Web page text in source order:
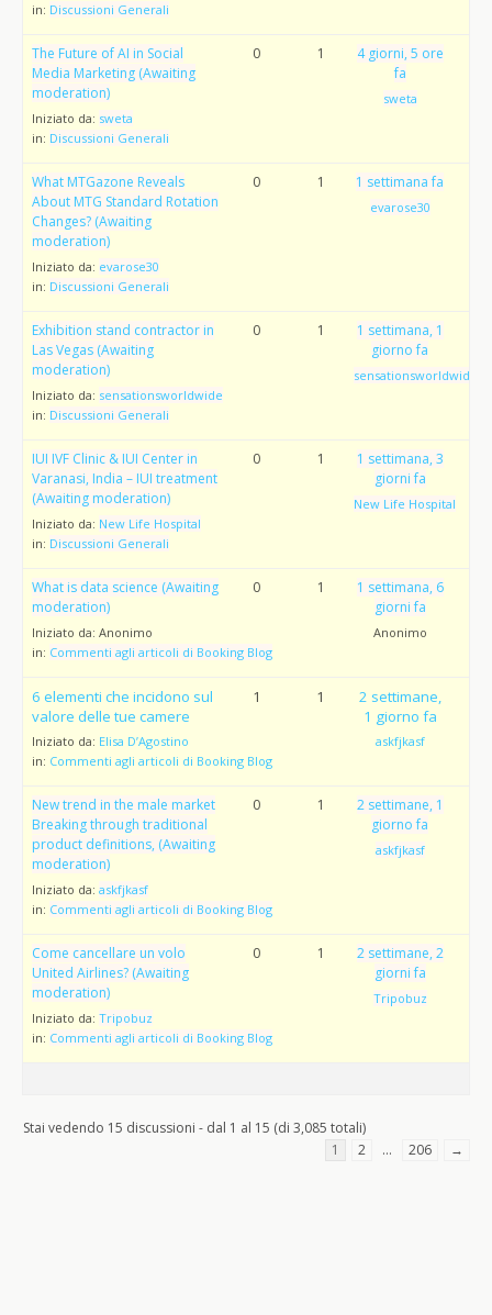
in: Discussioni Generali
The Future of AI in Social
Media Marketing (Awaiting
moderation)
Iniziato da: sweta
in: Discussioni Generali
0 1
4 giorni, 5 ore
fa
sweta
What MTGazone Reveals
About MTG Standard Rotation
Changes? (Awaiting
moderation)
Iniziato da: evarose30
in: Discussioni Generali
0 1 1 settimana fa
evarose30
Exhibition stand contractor in
Las Vegas (Awaiting
moderation)
Iniziato da: sensationsworldwide
in: Discussioni Generali
0 1
1 settimana, 1
giorno fa
sensationsworldwide
IUI IVF Clinic & IUI Center in
Varanasi, India – IUI treatment
(Awaiting moderation)
Iniziato da: New Life Hospital
in: Discussioni Generali
0 1
1 settimana, 3
giorni fa
New Life Hospital
What is data science (Awaiting
moderation)
Iniziato da: Anonimo
in: Commenti agli articoli di Booking Blog
0 1
1 settimana, 6
giorni fa
Anonimo
6 elementi che incidono sul
valore delle tue camere
Iniziato da: Elisa D’Agostino
in: Commenti agli articoli di Booking Blog
1 1
2 settimane,
1 giorno fa
askfjkasf
New trend in the male market
Breaking through traditional
product definitions, (Awaiting
moderation)
Iniziato da: askfjkasf
in: Commenti agli articoli di Booking Blog
0 1
2 settimane, 1
giorno fa
askfjkasf
Come cancellare un volo
United Airlines? (Awaiting
moderation)
Iniziato da: Tripobuz
in: Commenti agli articoli di Booking Blog
0 1
2 settimane, 2
giorni fa
Tripobuz
Stai vedendo 15 discussioni - dal 1 al 15 (di 3,085 totali)
1
2 … 206 →